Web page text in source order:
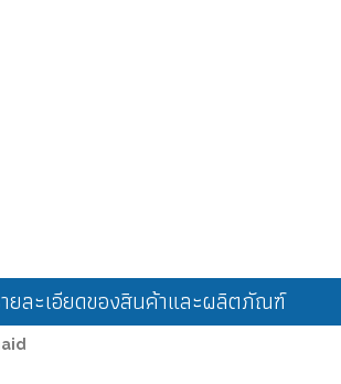
ายละเอียดของสินค้าและผลิตภัณฑ์